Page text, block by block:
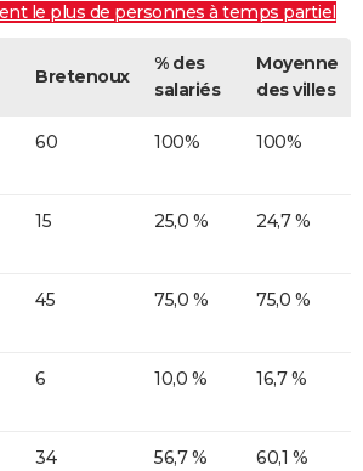
le plus de personnes à temps partiel
Bretenoux
% des
salariés
Moyenne
des villes
60 100% 100%
15 25,0 % 24,7 %
45 75,0 % 75,0 %
6 10,0 % 16,7 %
34 56,7 % 60,1 %